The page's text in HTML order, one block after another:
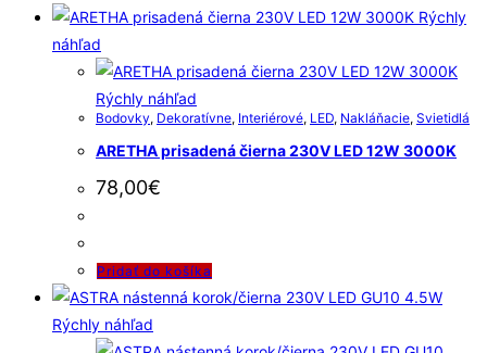
Rýchly
náhľad
Rýchly náhľad
Bodovky, Dekoratívne, Interiérové, LED, Nakláňacie, Svietidlá
ARETHA prisadená čierna 230V LED 12W 3000K
78,00€
Pridať do košíka
Rýchly náhľad